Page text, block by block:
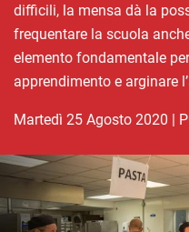
difficili, la mensa dà la
frequentare la scuola
elemento fondamentale
apprendimento e arginare
martedì 25 Agosto 2020 |